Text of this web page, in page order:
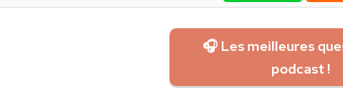
🎧 Les meilleures
podcast !